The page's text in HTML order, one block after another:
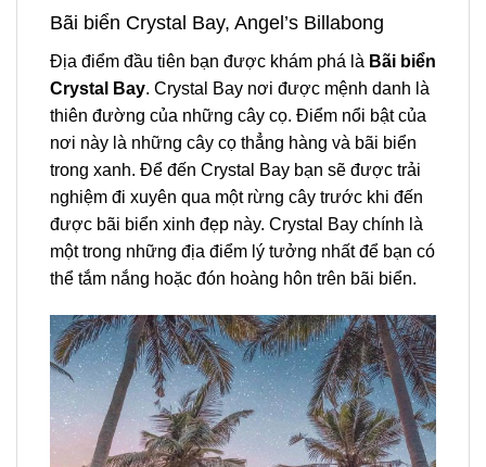
Bãi biển Crystal Bay, Angel’s Billabong
Địa điểm đầu tiên bạn được khám phá là Bãi biển
Crystal Bay. Crystal Bay nơi được mệnh danh là
thiên đường của những cây cọ. Điểm nổi bật của
nơi này là những cây cọ thẳng hàng và bãi biển
trong xanh. Để đến Crystal Bay bạn sẽ được trải
nghiệm đi xuyên qua một rừng cây trước khi đến
được bãi biển xinh đẹp này. Crystal Bay chính là
một trong những địa điểm lý tưởng nhất để bạn có
thể tắm nắng hoặc đón hoàng hôn trên bãi biển.